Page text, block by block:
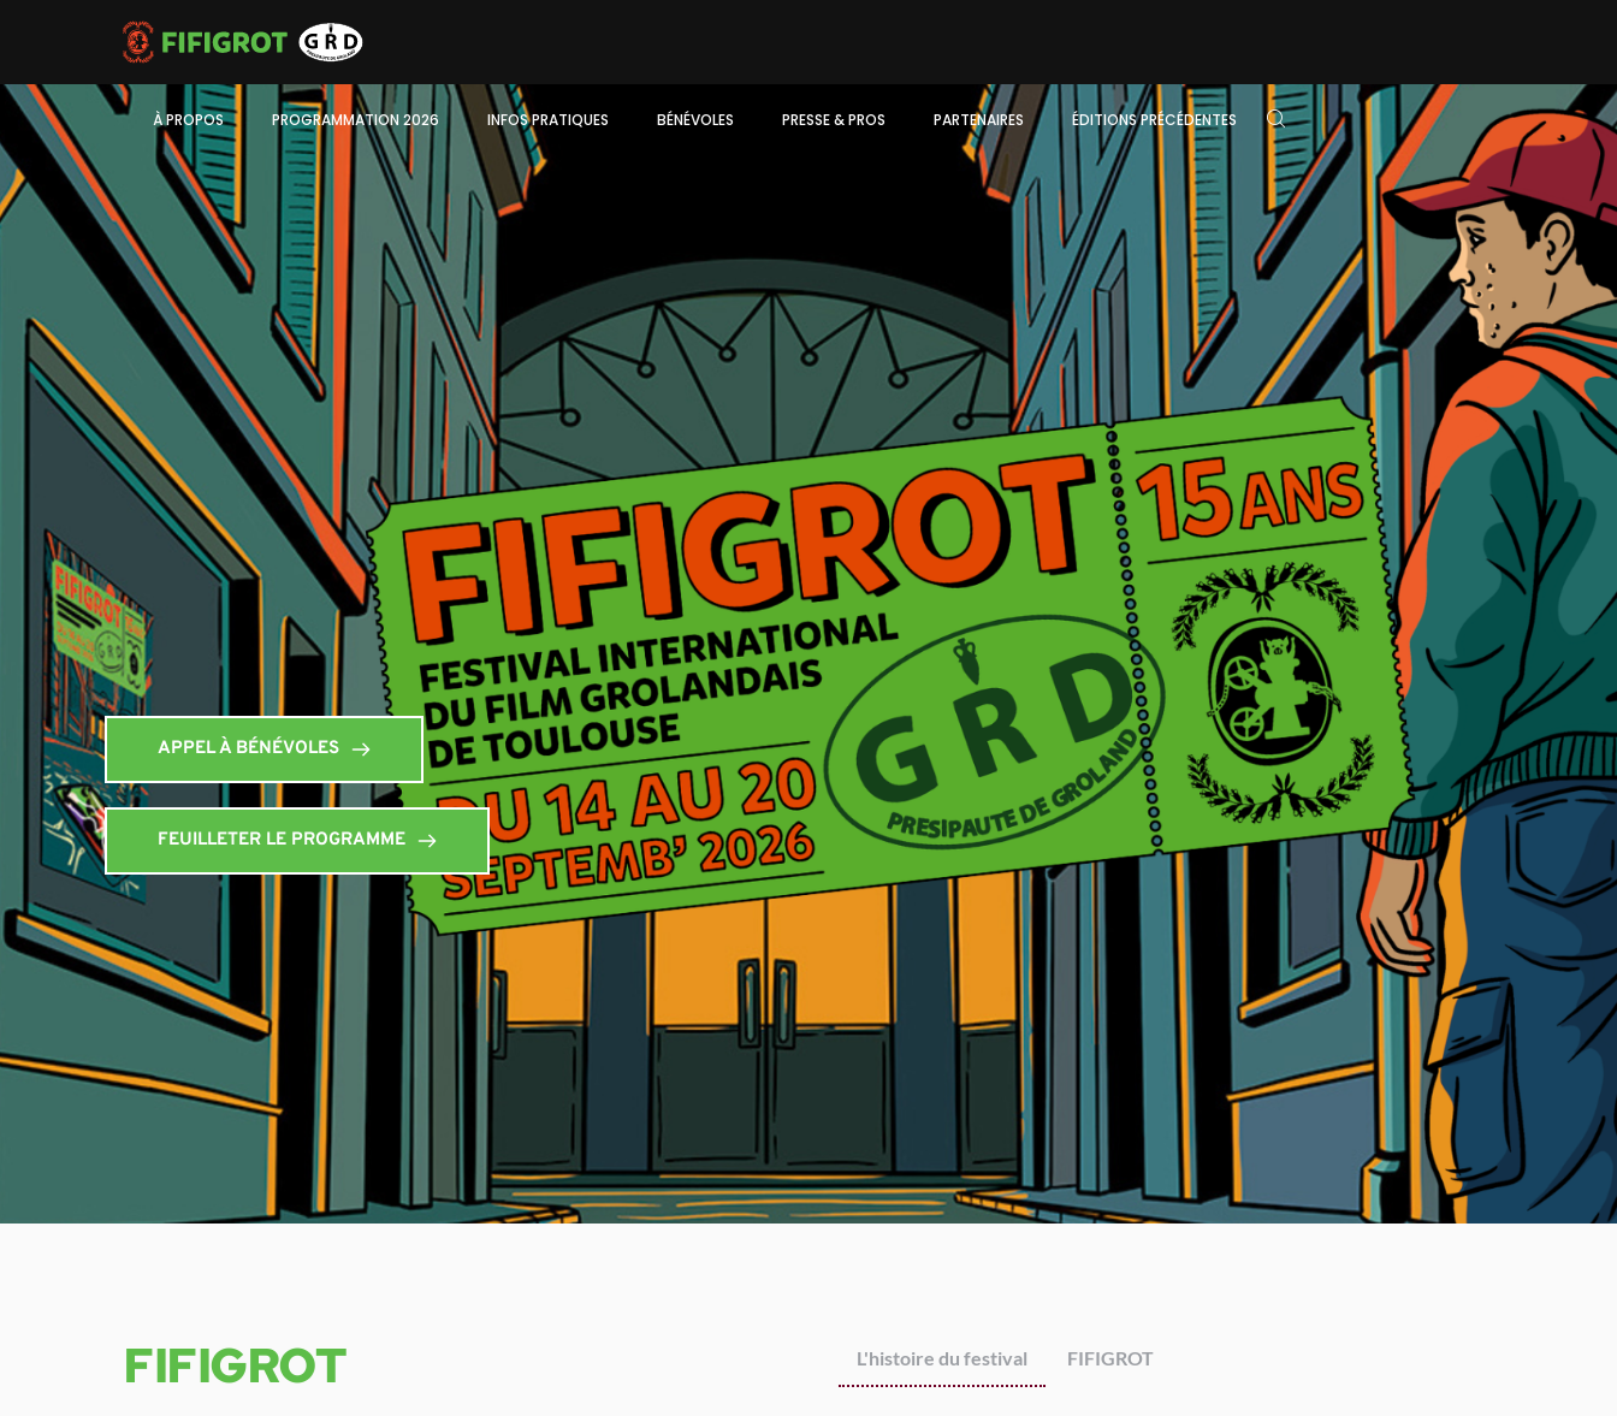
À PROPOS PROGRAMMATION 2026 INFOS PRATIQUES BÉNÉVOLES PRESSE & PROS PARTENAIRES ÉDITIONS PRÉCÉDENTES
APPEL À BÉNÉVOLES
FEUILLETER LE PROGRAMME
FIFIGROT L'histoire du festival FIFIGROT